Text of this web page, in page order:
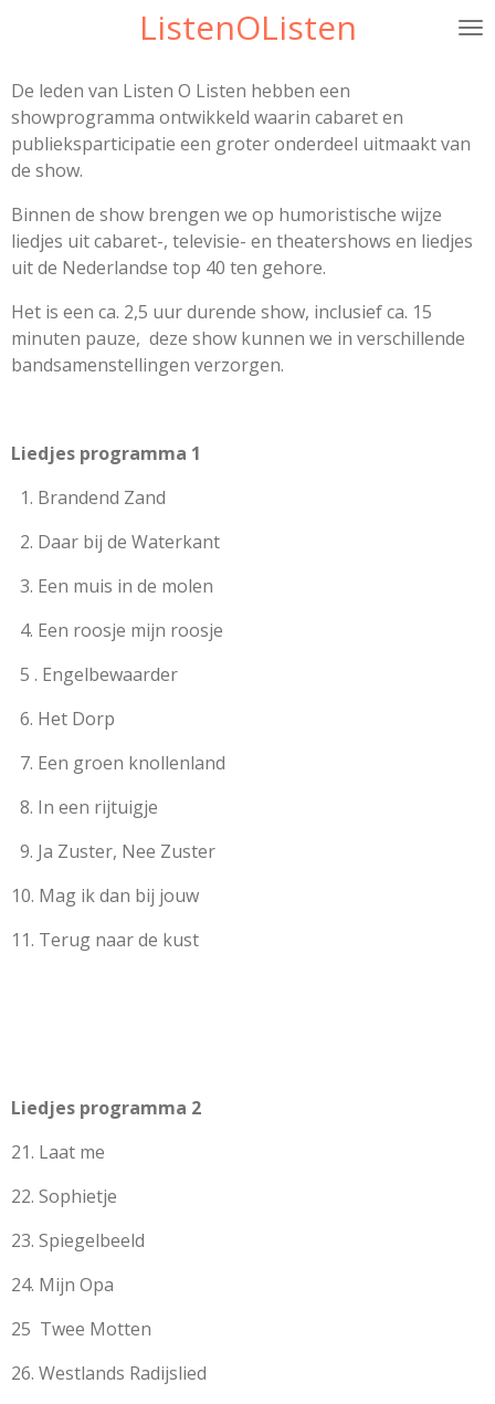
de
hoofdinhoud
ListenOListen
De leden van Listen O Listen hebben een
showprogramma ontwikkeld waarin cabaret en
publieksparticipatie een groter onderdeel uitmaakt van
de show.
Binnen de show brengen we op humoristische wijze
liedjes uit cabaret-, televisie- en theatershows en liedjes
uit de Nederlandse top 40 ten gehore.
Het is een ca. 2,5 uur durende show, inclusief ca. 15
minuten pauze, deze show kunnen we in verschillende
bandsamenstellingen verzorgen.
Liedjes programma 1
1. Brandend Zand
2. Daar bij de Waterkant
3. Een muis in de molen
4. Een roosje mijn roosje
5 . Engelbewaarder
6. Het Dorp
7. Een groen knollenland
8. In een rijtuigje
9. Ja Zuster, Nee Zuster
10. Mag ik dan bij jouw
11. Terug naar de kust
Liedjes programma 2
21. Laat me
22. Sophietje
23. Spiegelbeeld
24. Mijn Opa
25 Twee Motten
26. Westlands Radijslied